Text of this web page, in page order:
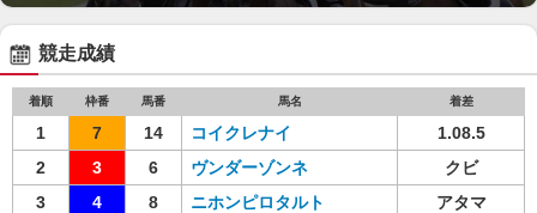
競走成績
着順 枠番 馬番 馬名 着差
1 7 14 コイクレナイ
1.08.5
2
3 6 ヴンダーゾンネ
クビ
3
4 8 ニホンピロタルト
アタマ